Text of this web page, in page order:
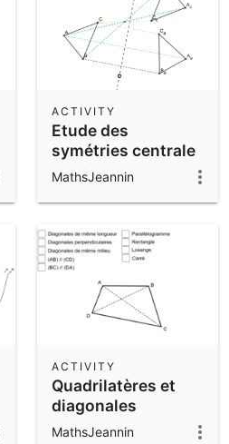
Etude des
symétries centrale
et axiale
ACTIVITY
MathsJeannin
Quadrilatères et
diagonales
ACTIVITY
MathsJeannin